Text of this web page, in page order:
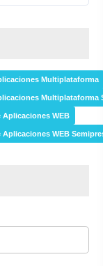
Multiplataforma
Multiplataforma
WEB
WEB